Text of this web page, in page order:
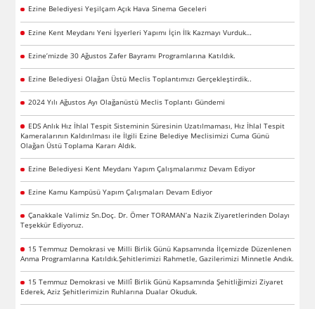
Ezine Belediyesi Yeşilçam Açık Hava Sinema Geceleri
Ezine Kent Meydanı Yeni İşyerleri Yapımı İçin İlk Kazmayı Vurduk…
Ezine’mizde 30 Ağustos Zafer Bayramı Programlarına Katıldık.
Ezine Belediyesi Olağan Üstü Meclis Toplantımızı Gerçekleştirdik..
2024 Yılı Ağustos Ayı Olağanüstü Meclis Toplantı Gündemi
EDS Anlık Hız İhlal Tespit Sisteminin Süresinin Uzatılmaması, Hız İhlal Tespit
Kameralarının Kaldırılması ile İlgili Ezine Belediye Meclisimizi Cuma Günü
Olağan Üstü Toplama Kararı Aldık.
Ezine Belediyesi Kent Meydanı Yapım Çalışmalarımız Devam Ediyor
Ezine Kamu Kampüsü Yapım Çalışmaları Devam Ediyor
Çanakkale Valimiz Sn.Doç. Dr. Ömer TORAMAN’a Nazik Ziyaretlerinden Dolayı
Teşekkür Ediyoruz.
15 Temmuz Demokrasi ve Milli Birlik Günü Kapsamında İlçemizde Düzenlenen
Anma Programlarına Katıldık.Şehitlerimizi Rahmetle, Gazilerimizi Minnetle Andık.
15 Temmuz Demokrasi ve Millî Birlik Günü Kapsamında Şehitliğimizi Ziyaret
Ederek, Aziz Şehitlerimizin Ruhlarına Dualar Okuduk.